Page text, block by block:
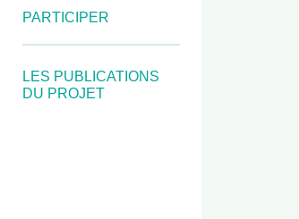
PARTICIPER
LES PUBLICATIONS
DU PROJET